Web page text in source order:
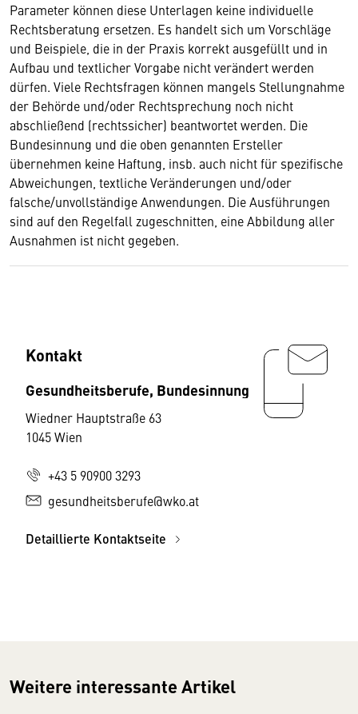
Parameter können diese Unterlagen keine individuelle
Rechtsberatung ersetzen. Es handelt sich um Vorschläge
und Beispiele, die in der Praxis korrekt ausgefüllt und in
Aufbau und textlicher Vorgabe nicht verändert werden
dürfen. Viele Rechtsfragen können mangels Stellungnahme
der Behörde und/oder Rechtsprechung noch nicht
abschließend (rechtssicher) beantwortet werden. Die
Bundesinnung und die oben genannten Ersteller
übernehmen keine Haftung, insb. auch nicht für spezifische
Abweichungen, textliche Veränderungen und/oder
falsche/unvollständige Anwendungen. Die Ausführungen
sind auf den Regelfall zugeschnitten, eine Abbildung aller
Ausnahmen ist nicht gegeben.
Kontakt
Gesundheitsberufe, Bundesinnung
Wiedner Hauptstraße 63
1045 Wien
+43 5 90900 3293
gesundheitsberufe@wko.at
Detaillierte Kontaktseite
Weitere interessante Artikel